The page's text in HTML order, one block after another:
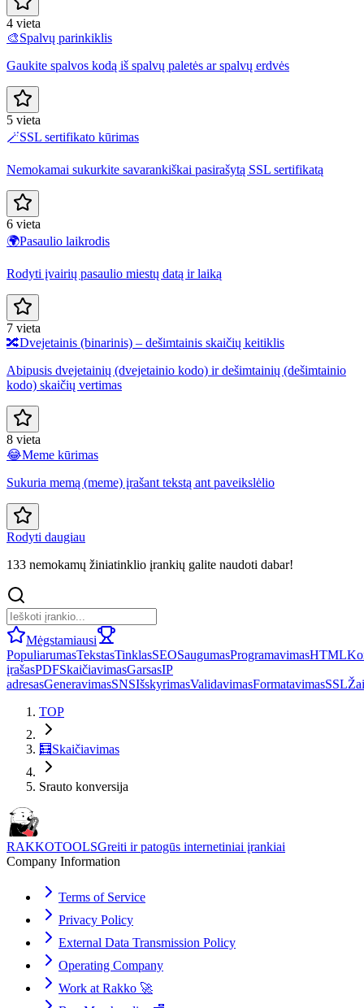
4 vieta
🎨Spalvų parinkiklis
Gaukite spalvos kodą iš spalvų paletės ar spalvų erdvės
5 vieta
🪄SSL sertifikato kūrimas
Nemokamai sukurkite savarankiškai pasirašytą SSL sertifikatą
6 vieta
🌍Pasaulio laikrodis
Rodyti įvairių pasaulio miestų datą ir laiką
7 vieta
🔀Dvejetainis (binarinis) – dešimtainis skaičių keitiklis
Abipusis dvejetainių (dvejetainio kodo) ir dešimtainių (dešimtainio
kodo) skaičių vertimas
8 vieta
😂Meme kūrimas
Sukuria memą (meme) įrašant tekstą ant paveikslėlio
Rodyti daugiau
133 nemokamų žiniatinklio įrankių galite naudoti dabar!
Mėgstamiausi
PopuliarumasTekstasTinklasSEOSaugumasProgramavimasHTML
įrašasPDFSkaičiavimasGarsasIP
adresasGeneravimasSNSIšskyrimasValidavimasFormatavimasSSL
TOP
🧮Skaičiavimas
Srauto konversija
RAKKOTOOLSGreiti ir patogūs internetiniai įrankiai
Company Information
Terms of Service
Privacy Policy
External Data Transmission Policy
Operating Company
Work at Rakko 🚀